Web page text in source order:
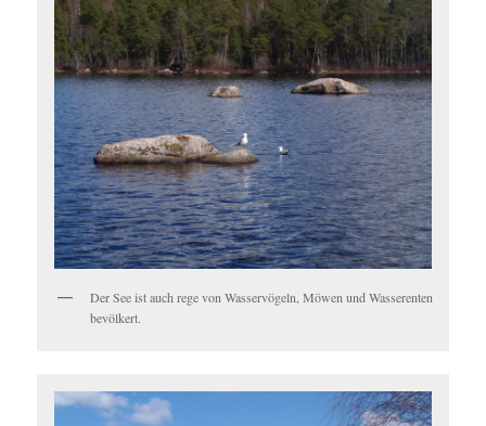
Der See ist auch rege von Wasservögeln, Möwen und Wasserenten
bevölkert.